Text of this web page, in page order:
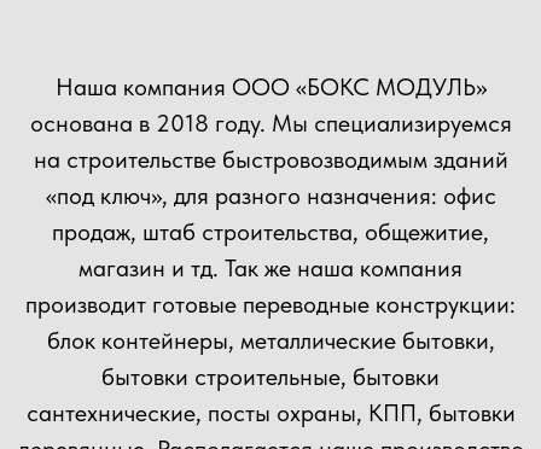
ВЫ МОЖЕТЕ ОТПРАВИТЬ СВОЙ ПРОЕКТ НА
РАСЧЕТ НАШИМ СПЕЦИАЛИСТАМ!
+7